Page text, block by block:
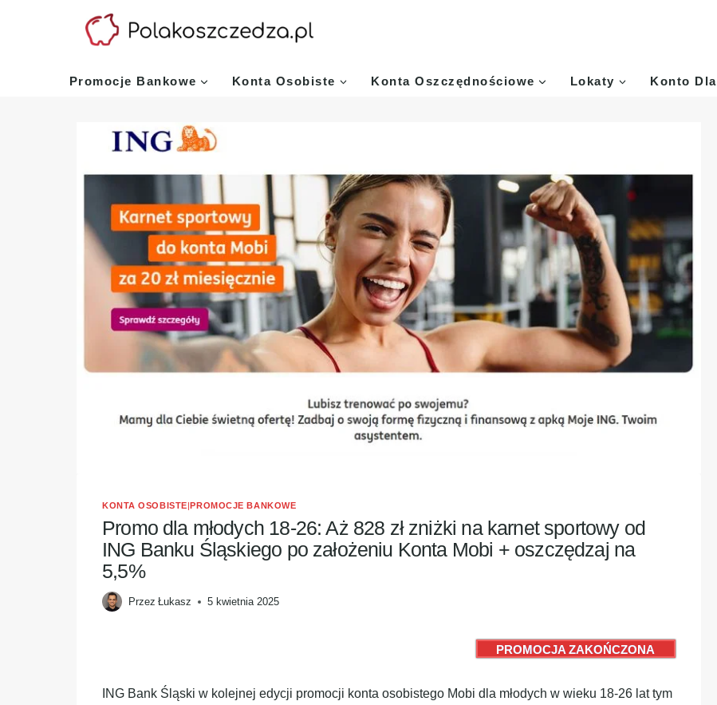
Promocje Bankowe Konta Osobiste Konta Oszczędnościowe Lokaty Konto Dla
KONTA OSOBISTE|PROMOCJE BANKOWE
Promo dla młodych 18-26: Aż 828 zł zniżki na karnet sportowy od
ING Banku Śląskiego po założeniu Konta Mobi + oszczędzaj na
5,5%
Przez Łukasz 5 kwietnia 2025
PROMOCJA ZAKOŃCZONA
ING Bank Śląski w kolejnej edycji promocji konta osobistego Mobi dla młodych w wieku 18-26 lat tym